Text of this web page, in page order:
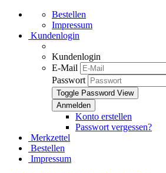
Bestellen
Impressum
Kundenlogin
Kundenlogin
E-Mail
Passwort
Toggle Password View
Konto erstellen
Passwort vergessen?
Merkzettel
Bestellen
Impressum